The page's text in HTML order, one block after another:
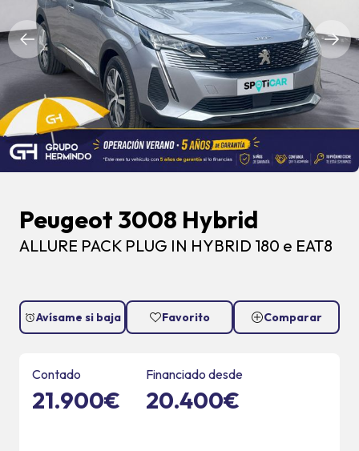
Peugeot 3008 Hybrid
ALLURE PACK PLUG IN HYBRID 180 e EAT8
Avísame si baja Favorito Comparar
Contado
21.900€
Financiado desde
20.400€